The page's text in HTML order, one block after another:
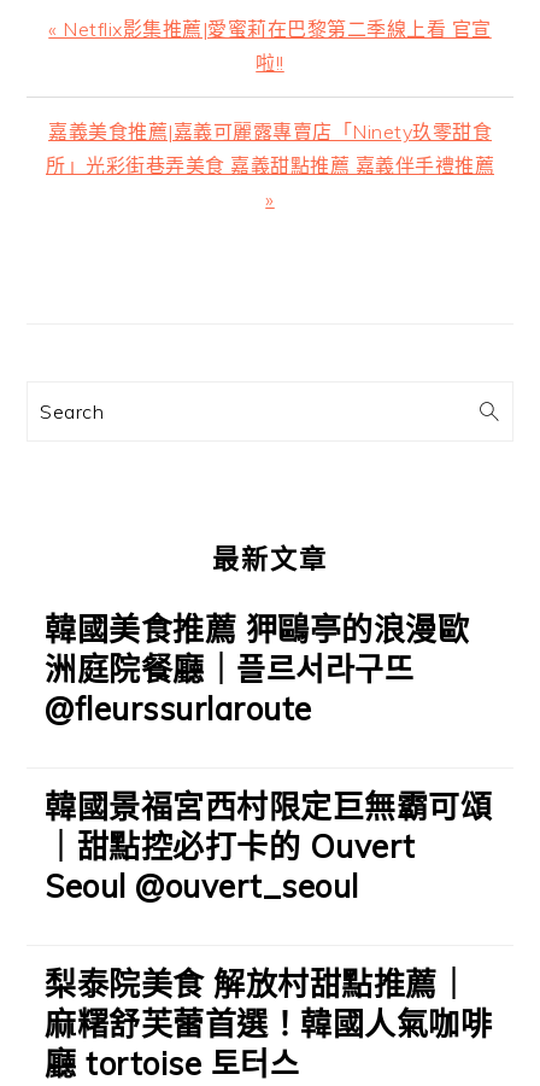
上
篇
文
章:
« Netflix影集推薦|愛蜜莉在巴黎第二季線上看 官宣
啦!!
下
一
嘉義美食推薦|嘉義可麗露專賣店「Ninety玖零甜食
所」光彩街巷弄美食 嘉義甜點推薦 嘉義伴手禮推薦
»
訊
Search
最新文章
韓國美食推薦 狎鷗亭的浪漫歐
洲庭院餐廳｜플르서라구뜨
@fleurssurlaroute
韓國景福宮西村限定巨無霸可頌
｜甜點控必打卡的 Ouvert
Seoul @ouvert_seoul
梨泰院美食 解放村甜點推薦｜
麻糬舒芙蕾首選！韓國人氣咖啡
廳 tortoise 토터스